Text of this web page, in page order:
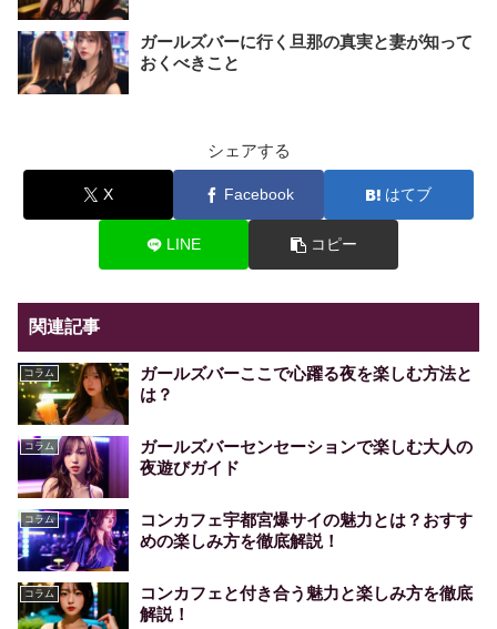
ガールズバーに行く旦那の真実と妻が知って
おくべきこと
シェアする
X Facebook はてブ
LINE コピー
関連記事
コラム
ガールズバーここで心躍る夜を楽しむ方法と
は？
コラム
ガールズバーセンセーションで楽しむ大人の
夜遊びガイド
コラム
コンカフェ宇都宮爆サイの魅力とは？おすす
めの楽しみ方を徹底解説！
コラム
コンカフェと付き合う魅力と楽しみ方を徹底
解説！